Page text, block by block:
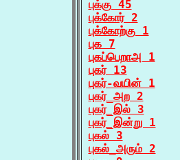
புக்கு 45
புக்கோர் 2
புக்கோற்கு 1
புக 7
புகப்பெறாஅ 1
புகர் 13
புகர்-வயின் 1
புகர்_அற 2
புகர்_இல் 3
புகர்_இன்று 1
புகல் 3
புகல்_அரும் 2